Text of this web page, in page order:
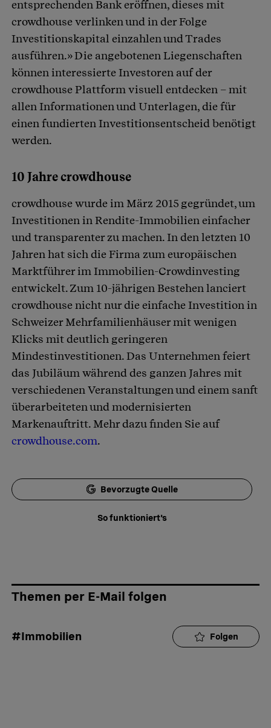
entsprechenden Bank eröffnen, dieses mit
crowdhouse verlinken und in der Folge
Investitionskapital einzahlen und Trades
ausführen.» Die angebotenen Liegenschaften
können interessierte Investoren auf der
crowdhouse Plattform visuell entdecken – mit
allen Informationen und Unterlagen, die für
einen fundierten Investitionsentscheid benötigt
werden.
10 Jahre crowdhouse
crowdhouse wurde im März 2015 gegründet, um
Investitionen in Rendite-Immobilien einfacher
und transparenter zu machen. In den letzten 10
Jahren hat sich die Firma zum europäischen
Marktführer im Immobilien-Crowdinvesting
entwickelt. Zum 10-jährigen Bestehen lanciert
crowdhouse nicht nur die einfache Investition in
Schweizer Mehrfamilienhäuser mit wenigen
Klicks mit deutlich geringeren
Mindestinvestitionen. Das Unternehmen feiert
das Jubiläum während des ganzen Jahres mit
verschiedenen Veranstaltungen und einem sanft
überarbeiteten und modernisierten
Markenauftritt. Mehr dazu finden Sie auf
crowdhouse.com.
Bevorzugte Quelle
So funktioniert's
Themen per E-Mail folgen
#Immobilien Folgen